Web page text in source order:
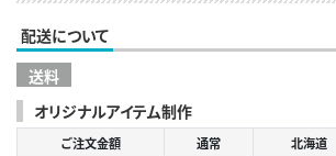
配送について
送料
オリジナルアイテム制作
ご注文金額 通常 北海道